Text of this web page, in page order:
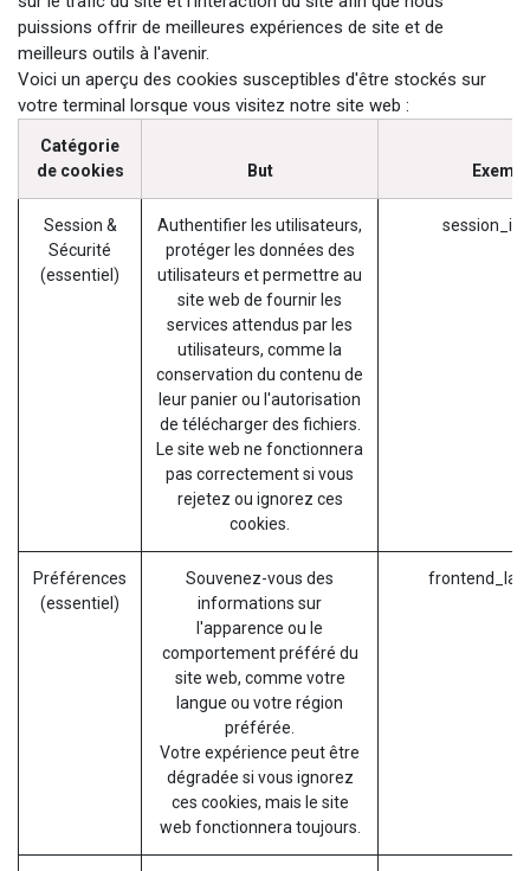
puissions offrir de meilleures expériences de site et de
meilleurs outils à l'avenir.
Voici un aperçu des cookies susceptibles d'être stockés sur
votre terminal lorsque vous visitez notre site web :
Catégorie
de cookies
But
Session &
Sécurité
(essentiel)
Authentifier les utilisateurs,
protéger les données des
utilisateurs et permettre au
site web de fournir les
services attendus par les
utilisateurs, comme la
conservation du contenu de
leur panier ou l'autorisation
de télécharger des fichiers.
Le site web ne fonctionnera
pas correctement si vous
rejetez ou ignorez ces
cookies.
session_id
Préférences
(essentiel)
Souvenez-vous des
informations sur
l'apparence ou le
comportement préféré du
site web, comme votre
langue ou votre région
préférée.
Votre expérience peut être
dégradée si vous ignorez
ces cookies, mais le site
web fonctionnera toujours.